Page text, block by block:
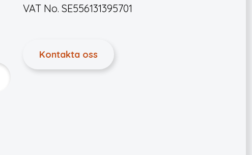
VAT No. SE556131395701
Kontakta oss